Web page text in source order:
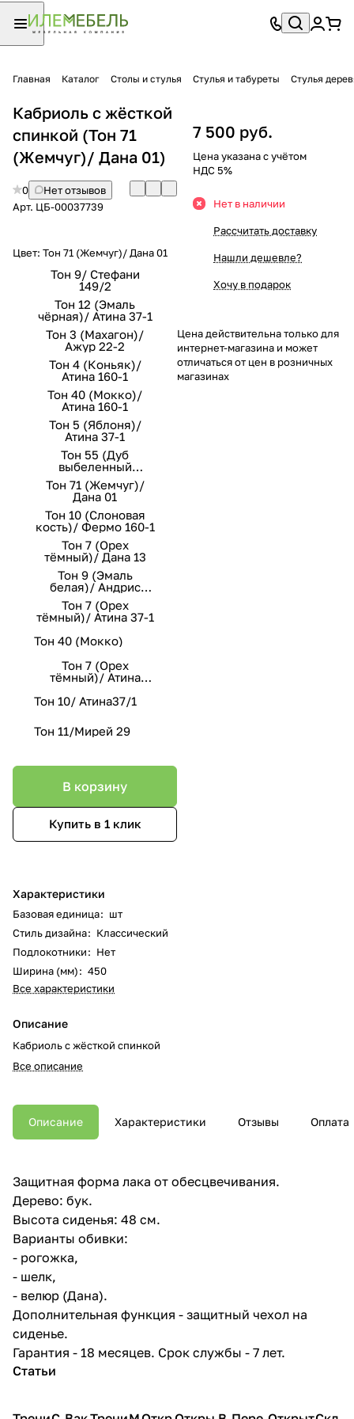
Главная Каталог Столы и стулья Стулья и табуреты Стулья
Кабриоль с жёсткой
спинкой (Тон 71
(Жемчуг)/ Дана 01)
0
Нет отзывов
Арт. ЦБ-00037739
Цвет: Тон 71 (Жемчуг)/ Дана 01
Тон 9/ Стефани
149/2
Тон 12 (Эмаль
чёрная)/ Атина 37-1
Тон 3 (Махагон)/
Ажур 22-2
Тон 4 (Коньяк)/
Атина 160-1
Тон 40 (Мокко)/
Атина 160-1
Тон 5 (Яблоня)/
Атина 37-1
Тон 55 (Дуб
выбеленный
премиум)/ Стефани
149-2
Тон 71 (Жемчуг)/
Дана 01
Тон 10 (Слоновая
кость)/ Фермо 160-1
Тон 7 (Орех
тёмный)/ Дана 13
Тон 9 (Эмаль
белая)/ Андрис
Вензель 160 беж
Тон 7 (Орех
тёмный)/ Атина 37-1
Тон 40 (Мокко)
Тон 7 (Орех
тёмный)/ Атина
Тон 10/ Атина37/1
Тон 11/Мирей 29
В корзину
Купить в 1 клик
Характеристики
Базовая единица: шт
Стиль дизайна: Классический
Подлокотники: Нет
Ширина (мм): 450
Все характеристики
Описание
Кабриоль с жёсткой спинкой
Все описание
7 500 руб.
Цена указана с учётом
НДС 5%
Нет в наличии
Рассчитать доставку
Нашли дешевле?
Хочу в подарок
Цена действительна только для
интернет-магазина и может
отличаться от цен в розничных
магазинах
Описание Характеристики Отзывы Оплата
Защитная форма лака от обесцвечивания.
Дерево: бук.
Высота сиденья: 48 см.
Варианты обивки:
- рогожка,
- шелк,
- велюр (Дана).
Дополнительная функция - защитный чехол на
сиденье.
Гарантия - 18 месяцев. Срок службы - 7 лет.
Статьи